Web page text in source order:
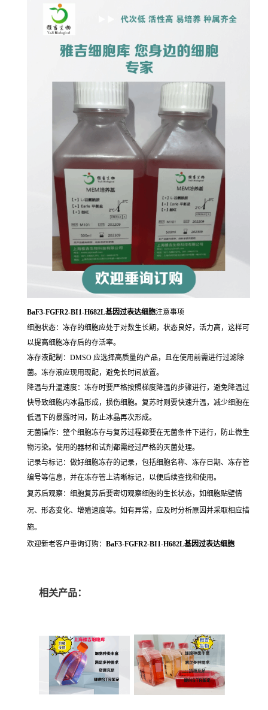
BaF3-FGFR2-BI1-H682L基因过表达细胞注意事项
细胞状态：冻存的细胞应处于对数生长期，状态良好，活力高，这样可
以提高细胞冻存后的存活率。
冻存液配制：DMSO 应选择高质量的产品，且在使用前需进行过滤除
菌。冻存液应现用现配，避免长时间放置。
降温与升温速度：冻存时要严格按照梯度降温的步骤进行，避免降温过
快导致细胞内冰晶形成，损伤细胞。复苏时则要快速升温，减少细胞在
低温下的暴露时间，防止冰晶再次形成。
无菌操作：整个细胞冻存与复苏过程都要在无菌条件下进行，防止微生
物污染。使用的器材和试剂都需经过严格的灭菌处理。
记录与标记：做好细胞冻存的记录，包括细胞名称、冻存日期、冻存管
编号等信息，并在冻存管上清晰标记，以便后续查找和使用。
复苏后观察：细胞复苏后要密切观察细胞的生长状态，如细胞贴壁情
况、形态变化、增殖速度等。如有异常，应及时分析原因并采取相应措
施。
欢迎新老客户垂询订购： BaF3-FGFR2-BI1-H682L基因过表达细胞
相关产品：